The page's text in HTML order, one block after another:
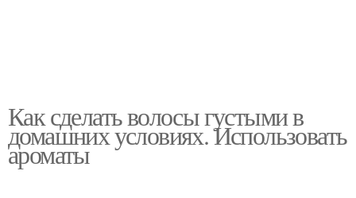
Как сделать волосы густыми в
домашних условиях. Использовать
ароматы